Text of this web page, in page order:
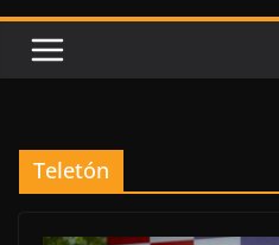
Teletón